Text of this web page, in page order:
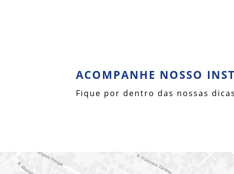
ACOMPANHE NOSSO
Fique por dentro das nossas